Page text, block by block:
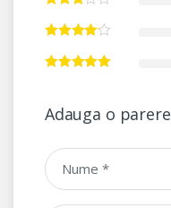
Adauga o parere